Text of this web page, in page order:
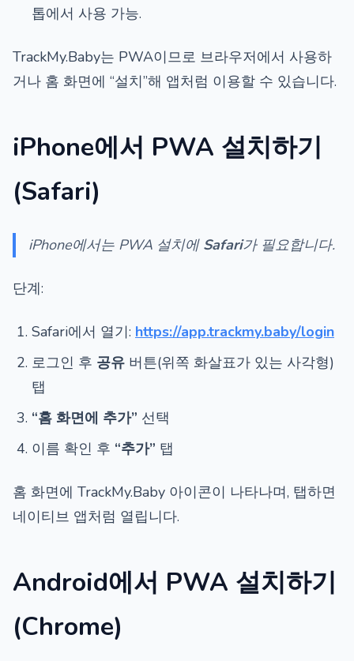
톱에서 사용 가능.
TrackMy.Baby는 PWA이므로 브라우저에서 사용하
거나 홈 화면에 “설치”해 앱처럼 이용할 수 있습니다.
iPhone에서 PWA 설치하기
(Safari)
iPhone에서는 PWA 설치에 Safari가 필요합니다.
단계:
Safari에서 열기: https://app.trackmy.baby/login
로그인 후 공유 버튼(위쪽 화살표가 있는 사각형)
탭
“홈 화면에 추가” 선택
이름 확인 후 “추가” 탭
홈 화면에 TrackMy.Baby 아이콘이 나타나며, 탭하면
네이티브 앱처럼 열립니다.
Android에서 PWA 설치하기
(Chrome)